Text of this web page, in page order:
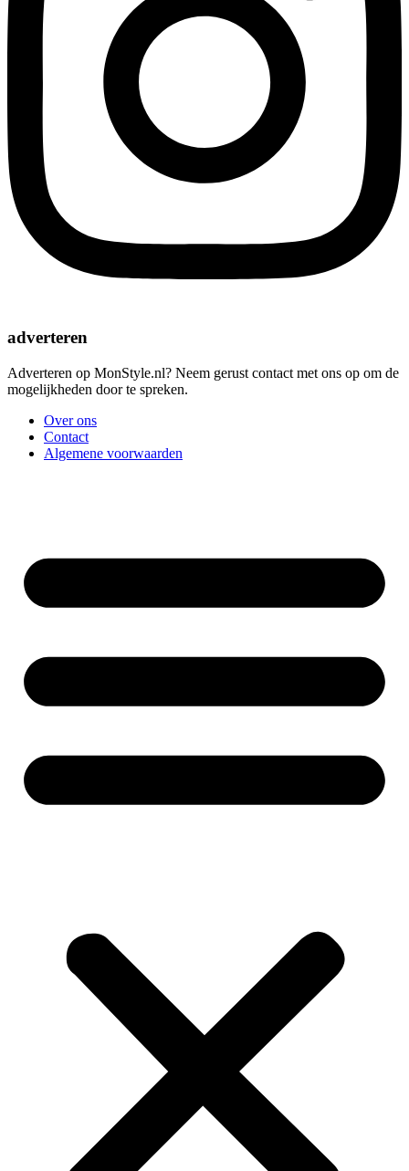
adverteren
Adverteren op MonStyle.nl? Neem gerust contact met ons op om de
mogelijkheden door te spreken.
Over ons
Contact
Algemene voorwaarden